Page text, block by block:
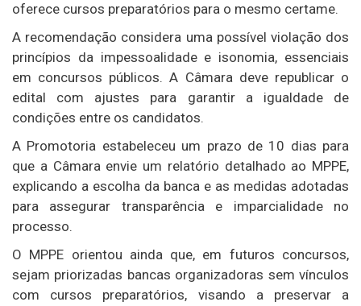
oferece cursos preparatórios para o mesmo certame.
A recomendação considera uma possível violação dos
princípios da impessoalidade e isonomia, essenciais
em concursos públicos. A Câmara deve republicar o
edital com ajustes para garantir a igualdade de
condições entre os candidatos.
A Promotoria estabeleceu um prazo de 10 dias para
que a Câmara envie um relatório detalhado ao MPPE,
explicando a escolha da banca e as medidas adotadas
para assegurar transparência e imparcialidade no
processo.
O MPPE orientou ainda que, em futuros concursos,
sejam priorizadas bancas organizadoras sem vínculos
com cursos preparatórios, visando a preservar a